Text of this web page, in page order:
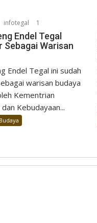
infotegal 1
Endel Tegal
Sebagai Warisan
Endel Tegal ini sudah
warisan budaya
Kementrian
Kebudayaan...